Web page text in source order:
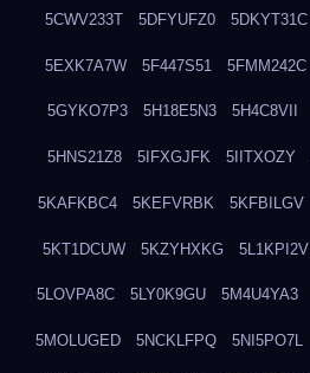
5CWV233T 5DFYUFZ0 5DKYT31C
5EXK7A7W 5F447S51 5FMM242C
5GYKO7P3 5H18E5N3 5H4C8VII
5HNS21Z8 5IFXGJFK 5IITXOZY
5KAFKBC4 5KEFVRBK 5KFBILGV
5KT1DCUW 5KZYHXKG 5L1KPI2V
5LOVPA8C 5LY0K9GU 5M4U4YA3
5MOLUGED 5NCKLFPQ 5NI5PO7L